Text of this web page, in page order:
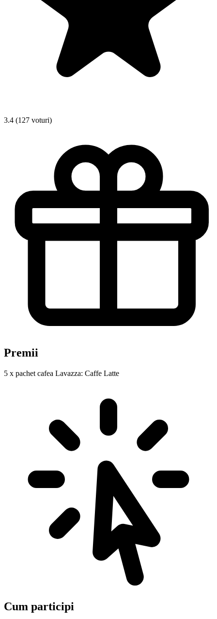
3.4 (127 voturi)
Premii
5 x pachet cafea Lavazza: Caffe Latte
Cum participi